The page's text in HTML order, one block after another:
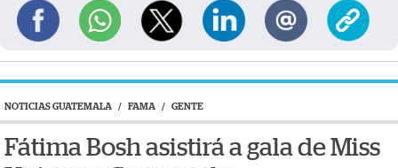
NOTICIAS GUATEMALA / FAMA / GENTE
Fátima Bosh asistirá a gala de Miss